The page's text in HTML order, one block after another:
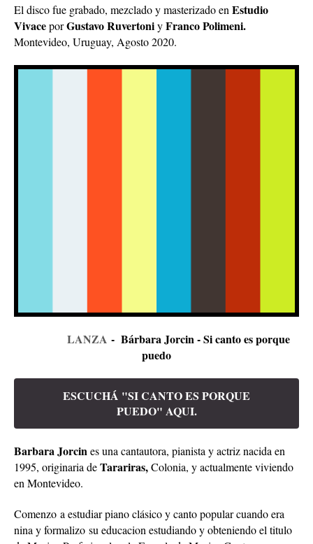
El disco fue grabado, mezclado y masterizado en Estudio
VivaceporGustavo RuvertoniyFranco Polimeni.
Montevideo, Uruguay, Agosto 2020.
LANZA - Bárbara Jorcin - Si canto es porque
puedo
ESCUCHÁ "SI CANTO ES PORQUE
PUEDO" AQUI.
Barbara Jorcines una cantautora, pianista y actriz nacida en
1995, originaria deTarariras,Colonia, y actualmente viviendo
en Montevideo.
Comenzo a estudiar piano clásico y canto popular cuando era
nina y formalizo su educacion estudiando y obteniendo el titulo